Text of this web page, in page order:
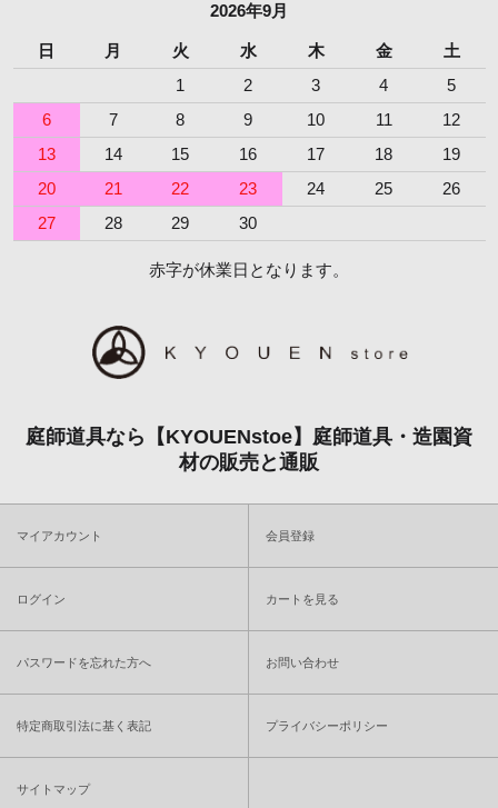
2026年9月
日 月 火 水 木 金
土
1
2 3 4
5
6
7 8 9 10 11
12
13
14 15 16 17 18
19
20
21 22 23 24 25
26
27
28 29 30
赤字が休業日となります。
庭師道具なら【KYOUENstoe】庭師道具・造園資
材の販売と通販
マイアカウント 会員登録
ログイン カートを見る
パスワードを忘れた方へ お問い合わせ
特定商取引法に基く表記 プライバシーポリシー
サイトマップ